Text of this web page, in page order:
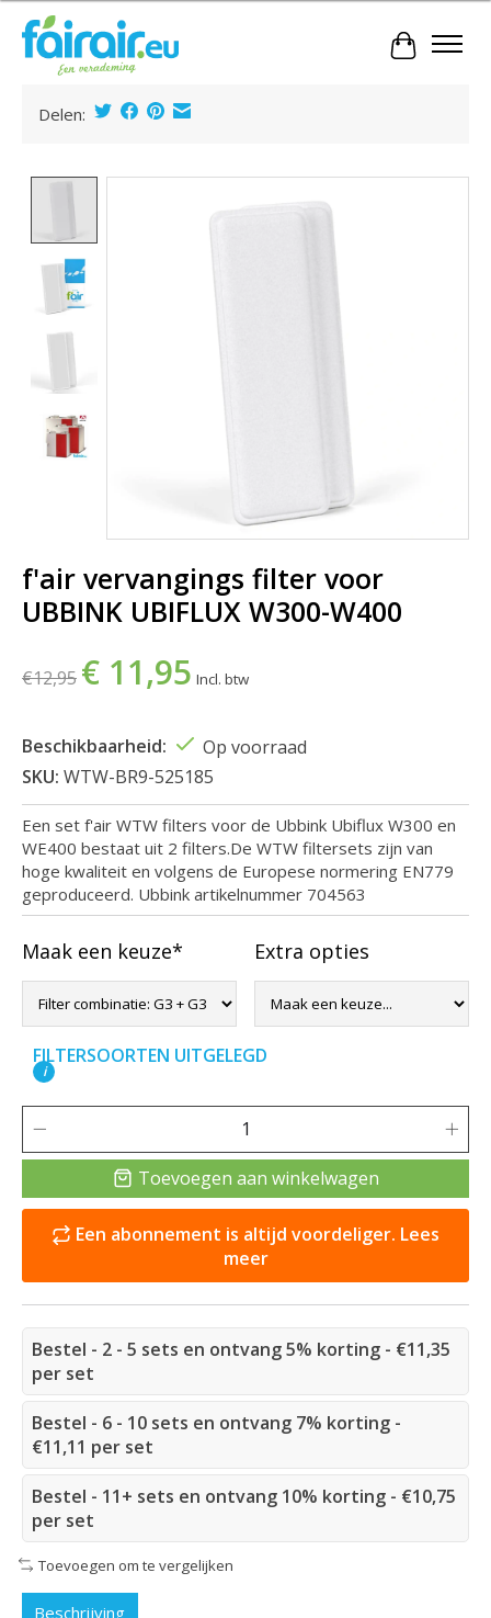
Delen:
f'air vervangings filter voor
UBBINK UBIFLUX W300-W400
€12,95 € 11,95 Incl. btw
Beschikbaarheid:
Op voorraad
SKU: WTW-BR9-525185
Een set f'air WTW filters voor de Ubbink Ubiflux W300 en
WE400 bestaat uit 2 filters.De WTW filtersets zijn van
hoge kwaliteit en volgens de Europese normering EN779
geproduceerd. Ubbink artikelnummer 704563
Maak een keuze* Extra opties
FILTERSOORTEN UITGELEGD
i
Toevoegen aan winkelwagen
Een abonnement is altijd voordeliger. Lees
meer
Bestel - 2 - 5 sets en ontvang 5% korting - €11,35
per set
Bestel - 6 - 10 sets en ontvang 7% korting -
€11,11 per set
Bestel - 11+ sets en ontvang 10% korting - €10,75
per set
Toevoegen om te vergelijken
Beschrijving